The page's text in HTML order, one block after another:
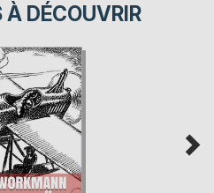
À DÉCOUVRIR